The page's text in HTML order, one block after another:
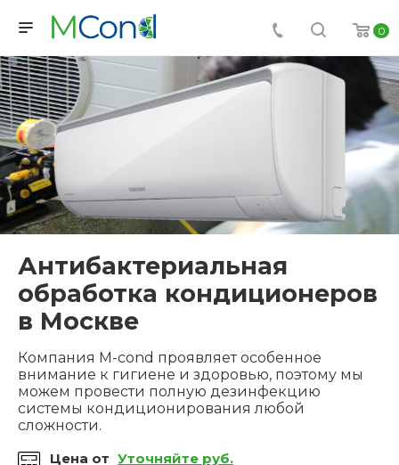
0
Антибактериальная
обработка кондиционеров
в Москве
Компания M-cond проявляет особенное
внимание к гигиене и здоровью, поэтому мы
можем провести полную дезинфекцию
системы кондиционирования любой
сложности.
Цена от Уточняйте руб.